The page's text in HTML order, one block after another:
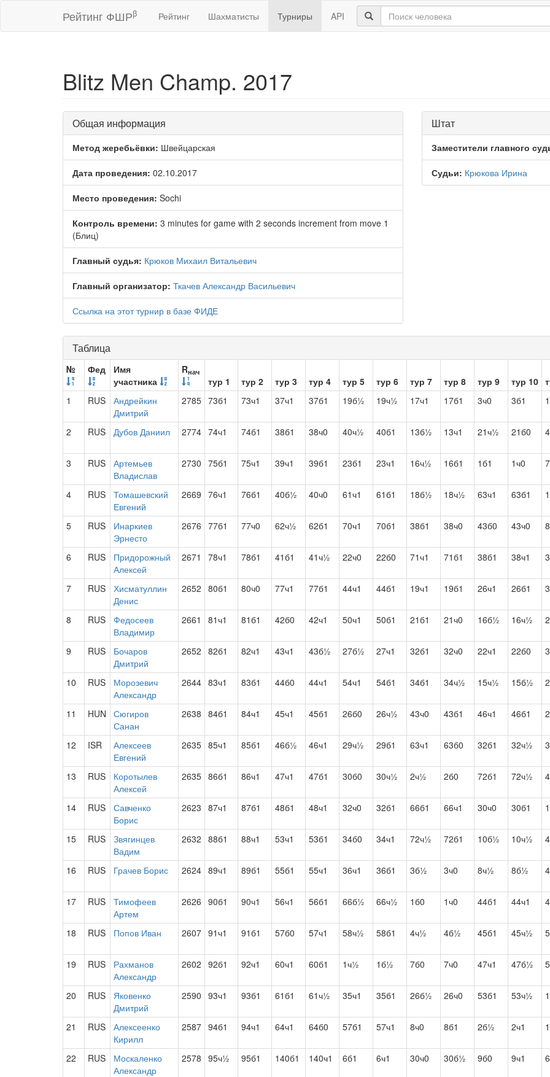
Рейтинг ФШРβ Рейтинг Шахматисты Турниры API
Blitz Men Champ. 2017
Общая информация
Метод жеребьёвки: Швейцарская
Дата проведения: 02.10.2017
Место проведения: Sochi
Контроль времени: 3 minutes for game with 2 seconds increment from move 1
(Блиц)
Главный судья: Крюков Михаил Витальевич
Главный организатор: Ткачев Александр Васильевич
Ссылка на этот турнир в базе ФИДЕ
Штат
Заместители главного
Судьи: Крюкова Ирина
Таблица
№ Фед
Имя
участника
Rнач
тур 1 тур 2 тур 3 тур 4 тур 5 тур 6 тур 7 тур 8 тур 9 тур 10
1
RUS
Андрейкин
Дмитрий
2785 73б1 73ч1 37ч1 37б1 19б½ 19ч½ 17ч1 17б1 3ч0 3б1
2 RUS Дубов Даниил 2774 74ч1 74б1 38б1 38ч0 40ч½ 40б1 13б½ 13ч1 21ч½ 21б0
3 RUS
Артемьев
Владислав
2730 75б1 75ч1 39ч1 39б1 23б1 23ч1 16ч½ 16б1 1б1 1ч0
4 RUS
Томашевский
Евгений
2669 76ч1 76б1 40б½ 40ч0 61ч1 61б1 18б½ 18ч½ 63ч1 63б1
5 RUS
Инаркиев
Эрнесто
2676 77б1 77ч0 62ч½ 62б1 70ч1 70б1 38б1 38ч0 43б0 43ч0
6 RUS
Придорожный
Алексей
2671 78ч1 78б1 41б1 41ч½ 22ч0 22б0 71ч1 71б1 38б1 38ч1
7 RUS
Хисматуллин
Денис
2652 80б1 80ч0 77ч1 77б1 44ч1 44б1 19ч1 19б1 26ч1 26б1
8 RUS
Федосеев
Владимир
2661 81ч1 81б1 42б0 42ч1 50ч1 50б1 21б1 21ч0 16б½ 16ч½
9 RUS
Бочаров
Дмитрий
2652 82б1 82ч1 43ч1 43б½ 27б½ 27ч1 32б1 32ч0 22ч1 22б0
10 RUS
Морозевич
Александр
2644 83ч1 83б1 44б0 44ч1 54ч1 54б1 34б1 34ч½ 15ч½ 15б½
11 HUN
Сюгиров
Санан
2638 84б1 84ч1 45ч1 45б1 26б0 26ч½ 43ч0 43б1 46ч1 46б1
12 ISR
Алексеев
Евгений
2635 85ч1 85б1 46б½ 46ч1 29ч½ 29б1 63ч1 63б0 32б1 32ч½
13 RUS
Коротылев
Алексей
2635 86б1 86ч1 47ч1 47б1 30б0 30ч½ 2ч½ 2б0 72б1 72ч½
14 RUS
Савченко
Борис
2623 87ч1 87б1 48б1 48ч1 32ч0 32б1 66б1 66ч1 30ч0 30б1
15 RUS
Звягинцев
Вадим
2632 88б1 88ч1 53ч1 53б1 34б0 34ч1 72ч½ 72б1 10б½ 10ч½
16 RUS Грачев Борис 2624 89ч1 89б1 55б1 55ч1 36ч1 36б1 3б½ 3ч0 8ч½ 8б½
17 RUS
Тимофеев
Артем
2626 90б1 90ч1 56ч1 56б1 66б½ 66ч½ 1б0 1ч0 44б1 44ч1
18 RUS Попов Иван 2607 91ч1 91б1 57б0 57ч1 58ч½ 58б1 4ч½ 4б½ 45б1 45ч½
19 RUS
Рахманов
Александр
2602 92б1 92ч1 60ч1 60б1 1ч½ 1б½ 7б0 7ч0 47ч1 47б½
20 RUS
Яковенко
Дмитрий
2590 93ч1 93б1 61б1 61ч½ 35ч1 35б1 26б½ 26ч0 53б1 53ч½
21 RUS
Алексеенко
Кирилл
2587 94б1 94ч1 64ч1 64б0 57б1 57ч1 8ч0 8б1 2б½ 2ч1
22 RUS
Москаленко
Александр
2578 95ч½ 95б1 140б1 140ч1 6б1 6ч1 30ч0 30б½ 9б0 9ч1